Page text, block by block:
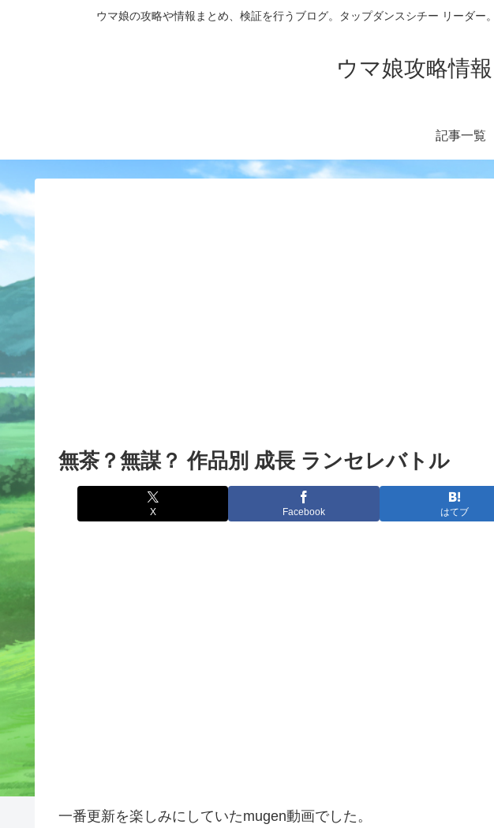
ウマ娘の攻略や情報まとめ、検証を行うブログ。タップダンスシチー リーダ
ウマ娘攻略情
記事一覧
無茶？無謀？ 作品別 成長 ランセレバトル
X Facebook はてブ
一番更新を楽しみにしていたmugen動画でした。